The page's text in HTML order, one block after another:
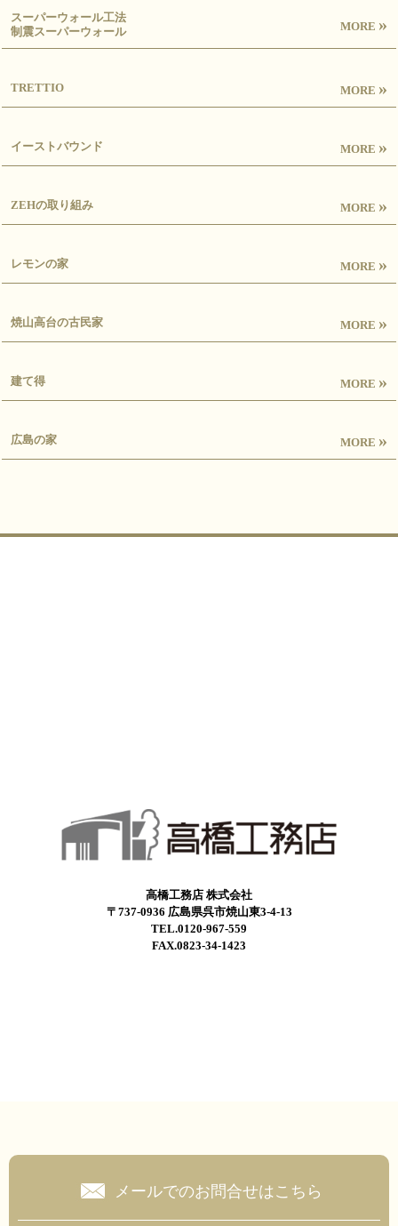
スーパーウォール工法
制震スーパーウォール
MORE »
TRETTIO MORE »
イーストバウンド MORE »
ZEHの取り組み MORE »
レモンの家 MORE »
焼山高台の古民家 MORE »
建て得 MORE »
広島の家 MORE »
高橋工務店 株式会社
〒737-0936 広島県呉市焼山東3-4-13
TEL.0120-967-559
FAX.0823-34-1423
メールでのお問合せはこちら